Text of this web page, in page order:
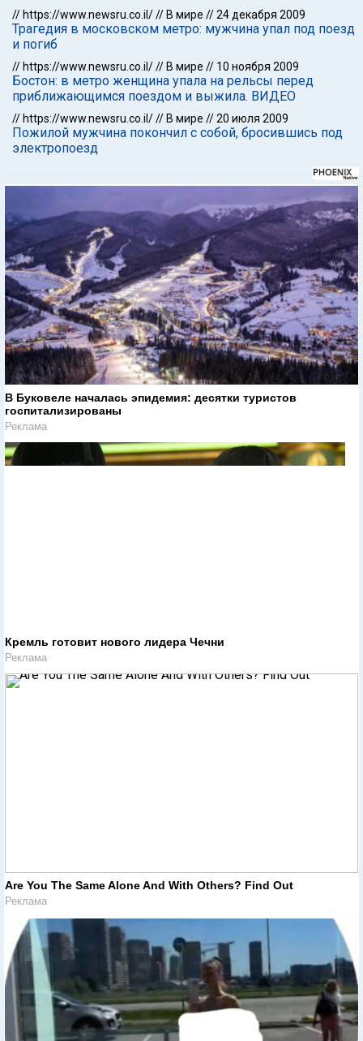
// https://www.newsru.co.il/// В мире //24 декабря 2009
Трагедия в московском метро: мужчина упал под поезд
и погиб
// https://www.newsru.co.il/// В мире // 10 ноября 2009
Бостон: в метро женщина упала на рельсы перед
приближающимся поездом и выжила. ВИДЕО
// https://www.newsru.co.il/// В мире //20 июля 2009
Пожилой мужчина покончил с собой, бросившись под
электропоезд
В Буковеле началась эпидемия: десятки туристов
госпитализированы
Реклама
Кремль готовит нового лидера Чечни
Реклама
Are You The Same Alone And With Others? Find Out
Реклама